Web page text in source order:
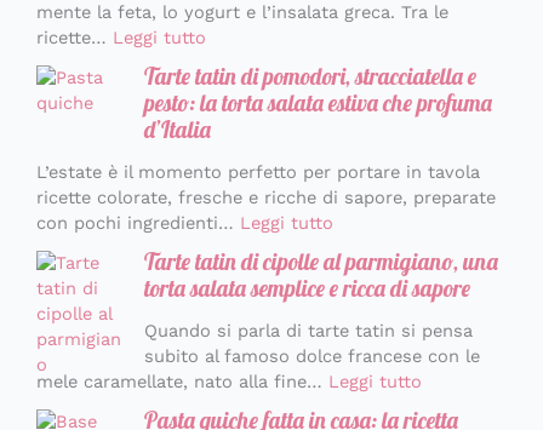
mente la feta, lo yogurt e l’insalata greca. Tra le
ricette… Leggi tutto
Tarte tatin di pomodori, stracciatella e
pesto: la torta salata estiva che profuma
d’Italia
L’estate è il momento perfetto per portare in tavola
ricette colorate, fresche e ricche di sapore, preparate
con pochi ingredienti… Leggi tutto
Tarte tatin di cipolle al parmigiano, una
torta salata semplice e ricca di sapore
Quando si parla di tarte tatin si pensa
subito al famoso dolce francese con le
mele caramellate, nato alla fine… Leggi tutto
Pasta quiche fatta in casa: la ricetta